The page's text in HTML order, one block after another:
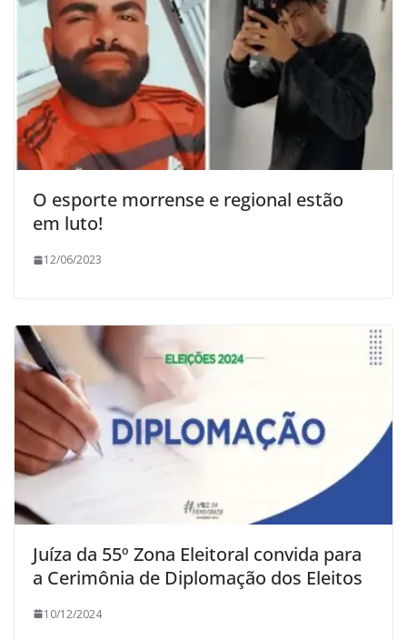
O esporte morrense e regional estão
em luto!
12/06/2023
Juíza da 55º Zona Eleitoral convida para
a Cerimônia de Diplomação dos Eleitos
10/12/2024